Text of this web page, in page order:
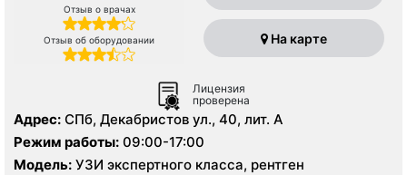
Отзыв о врачах
Отзыв об оборудовании На карте
Лицензия
проверена
Адрес: СПб, Декабристов ул., 40, лит. А
Режим работы: 09:00-17:00
Модель: УЗИ экспертного класса, рентген